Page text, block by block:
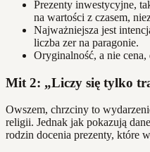
Prezenty inwestycyjne,
na wartości z czasem,
Najważniejsza jest
liczba zer na paragonie.
Oryginalność, a nie
Mit 2: „Liczy się tylko
Owszem, chrzciny to
religii. Jednak jak pokazują dane
rodzin docenia prezenty, które